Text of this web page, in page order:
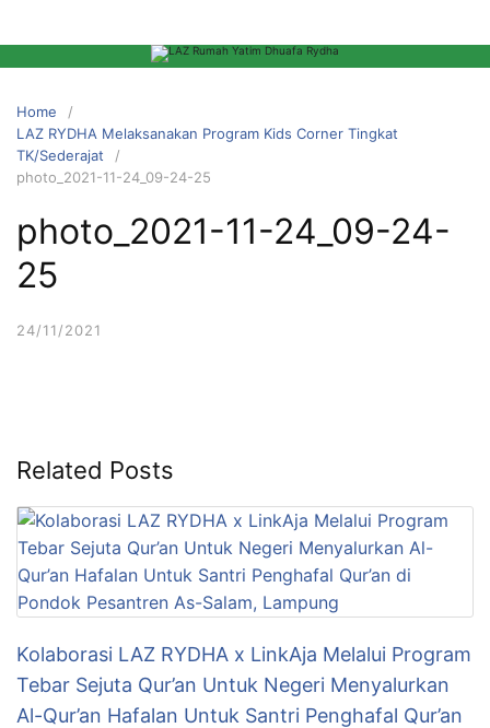
Home
LAZ RYDHA Melaksanakan Program Kids Corner Tingkat
TK/Sederajat
photo_2021-11-24_09-24-25
photo_2021-11-24_09-24-
25
24/11/2021
Related Posts
Kolaborasi LAZ RYDHA x LinkAja Melalui Program
Tebar Sejuta Qur’an Untuk Negeri Menyalurkan
Al-Qur’an Hafalan Untuk Santri Penghafal Qur’an